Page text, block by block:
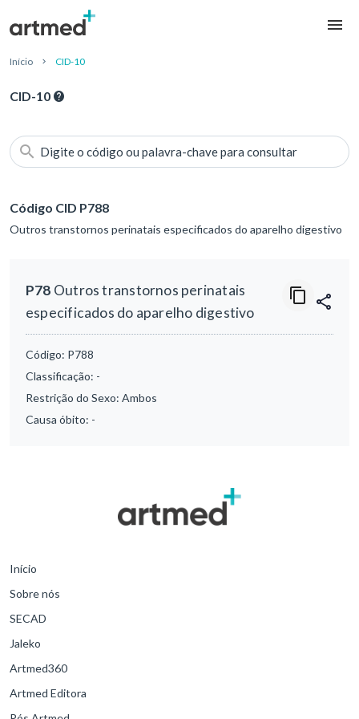
Início CID-10
CID-10
Digite o código ou palavra-chave para consultar
Código CID P788
Outros transtornos perinatais especificados do aparelho digestivo
P78 Outros transtornos perinatais
especificados do aparelho digestivo
Código: P788
Classificação: -
Restrição do Sexo: Ambos
Causa óbito: -
Início
Sobre nós
SECAD
Jaleko
Artmed360
Artmed Editora